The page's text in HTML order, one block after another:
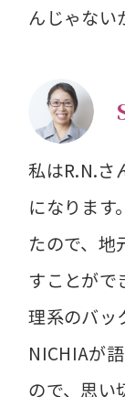
んじゃない
私はR.N.さ
になります
たので、地
すことがで
理系のバッ
NICHIAが
ので、思い